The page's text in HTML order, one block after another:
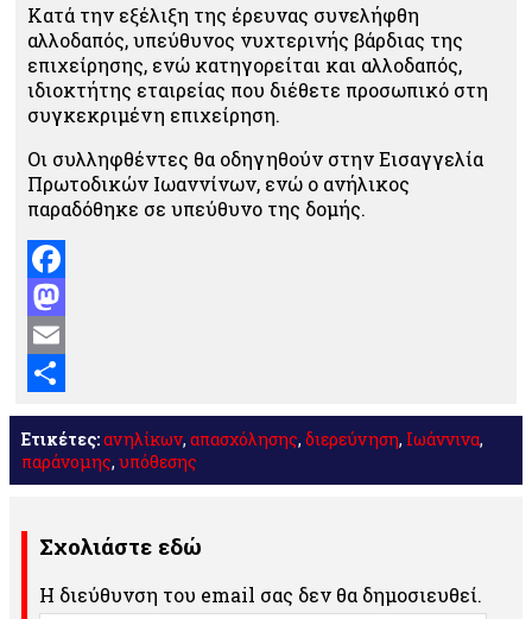
Κατά την εξέλιξη της έρευνας συνελήφθη
αλλοδαπός, υπεύθυνος νυχτερινής βάρδιας της
επιχείρησης, ενώ κατηγορείται και αλλοδαπός,
ιδιοκτήτης εταιρείας που διέθετε προσωπικό στη
συγκεκριμένη επιχείρηση.
Οι συλληφθέντες θα οδηγηθούν στην Εισαγγελία
Πρωτοδικών Ιωαννίνων, ενώ ο ανήλικος
παραδόθηκε σε υπεύθυνο της δομής.
Facebook
Mastodon
Email
Μοιραστείτε
Ετικέτες:ανηλίκων, απασχόλησης, διερεύνηση, Ιωάννινα,
παράνομης, υπόθεσης
Σχολιάστε εδώ
Η διεύθυνση του email σας δεν θα δημοσιευθεί.